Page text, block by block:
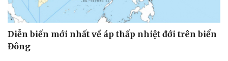
Diễn biến mới nhất về áp thấp nhiệt đới trên biển
Đông